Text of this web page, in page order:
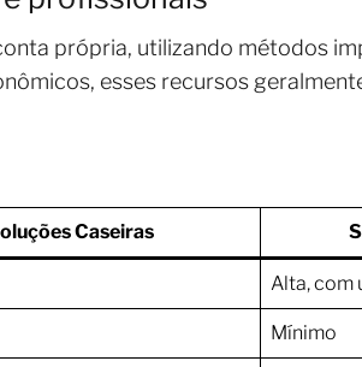
própria, utilizando métodos
esses recursos
Caseiras
Alta, com
Mínimo